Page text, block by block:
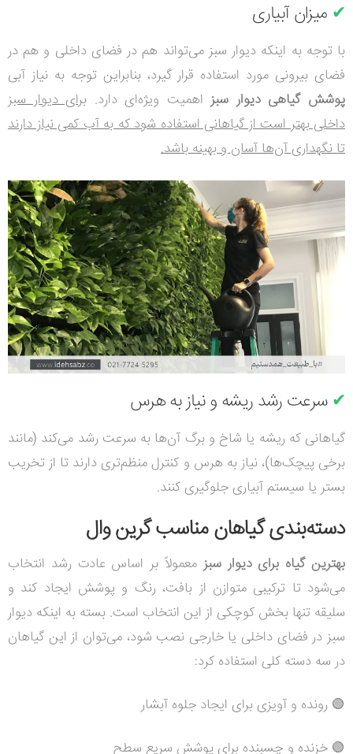
✔ میزان آبیاری
با توجه به اینکه دیوار سبز می‌تواند هم در فضای داخلی و هم در
فضای بیرونی مورد استفاده قرار گیرد، بنابراین توجه به نیاز آبی
پوشش گیاهی دیوار سبزاهمیت ویژه‌ای دارد. برای دیوار سبز
داخلی بهتر است از گیاهانی استفاده شود که به آب کمی نیاز دارند
تا نگهداری آن‌ها آسان و بهینه باشد.
✔سرعت رشد ریشه و نیاز به هرس
گیاهانی که ریشه یا شاخ و برگ آن‌ها به سرعت رشد می‌کند (مانند
برخی پیچک‌ها)، نیاز به هرس و کنترل منظم‌تری دارند تا از تخریب
بستر یا سیستم آبیاری جلوگیری کنند.
دسته‌بندی گیاهان مناسب گرین وال
بهترین گیاه برای دیوار سبز معمولاً بر اساس عادت رشد انتخاب
می‌شود تا ترکیبی متوازن از بافت، رنگ و پوشش ایجاد کند و
سلیقه تنها بخش کوچکی از این انتخاب است. بسته به اینکه دیوار
سبز در فضای داخلی یا خارجی نصب شود، می‌توان از این گیاهان
در سه دسته کلی استفاده کرد:
🟢 رونده و آویزی برای ایجاد جلوه آبشار
🟢 خزنده و چسبنده برای پوشش سریع سطح